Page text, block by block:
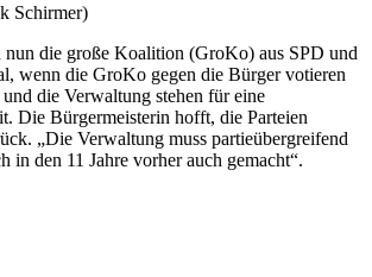
Schirmer)
nun die große Koalition (GroKo) aus SPD und
wenn die GroKo gegen die Bürger votieren
die Verwaltung stehen für eine
Die Bürgermeisterin hofft, die Parteien
„Die Verwaltung muss partieübergreifend
in den 11 Jahre vorher auch gemacht“.